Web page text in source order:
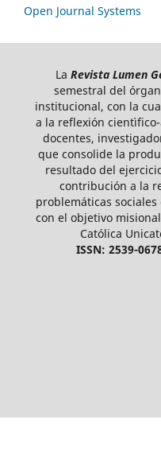
Open Journal Systems
La Revista Lumen
semestral del
institucional, con la
a la reflexión
docentes,
que consolide la
resultado del
contribución a la
problemáticas
con el objetivo
Católica
ISSN: 2539-